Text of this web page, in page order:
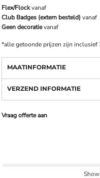
Flex/Flockvanaf
Club Badges (extern besteld) vanaf
Geen decoratievanaf
*alle getoonde prijzen zijn inclusief
MAATINFORMATIE
VERZEND INFORMATIE
Vraag offerte aan